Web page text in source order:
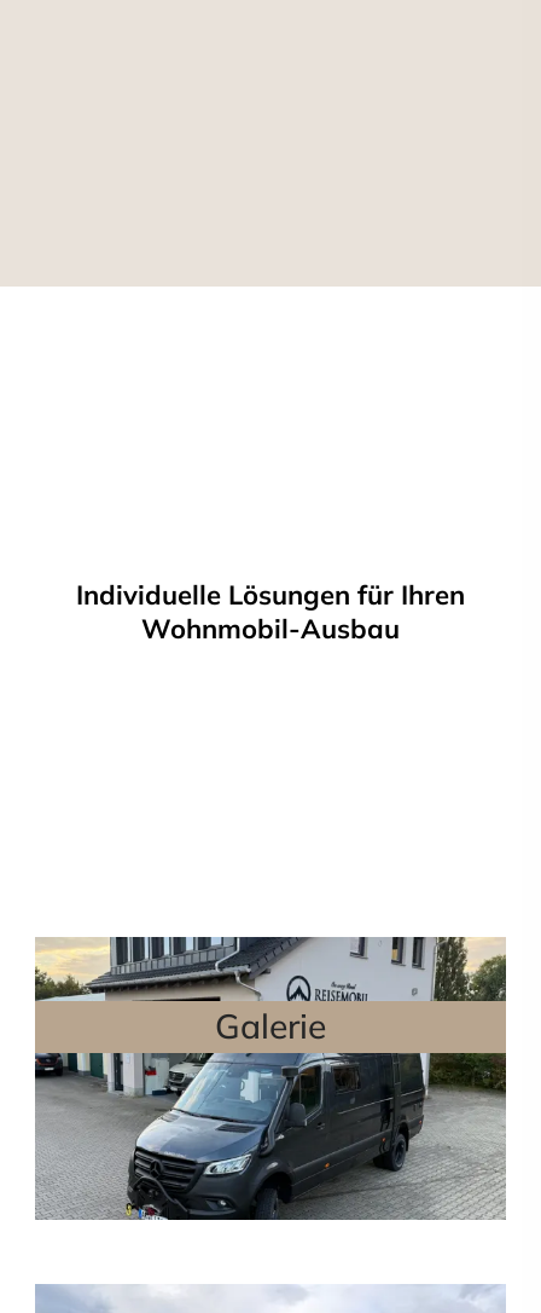
Individuelle Lösungen für Ihren
Wohnmobil-Ausbau
Galerie